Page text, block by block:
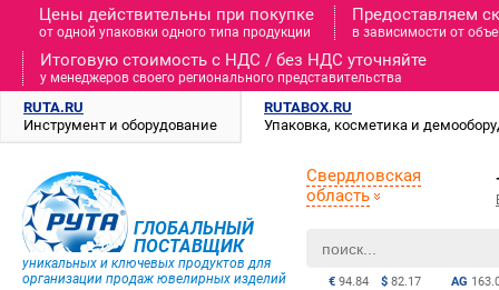
Цены действительны при покупке
от одной упаковки одного типа продукции
Предоставляем
в зависимости от
Итоговую стоимость c НДС / без НДС уточняйте
у менеджеров своего регионального представительства
RUTA.RU
Инструмент и оборудование
RUTABOX.RU
Упаковка, косметика и
ГЛОБАЛЬНЫЙ
ПОСТАВЩИК
уникальных и ключевых продуктов для
организации продаж ювелирных изделий
AG
€ 94.84 $ 82.17
Свердловская
область